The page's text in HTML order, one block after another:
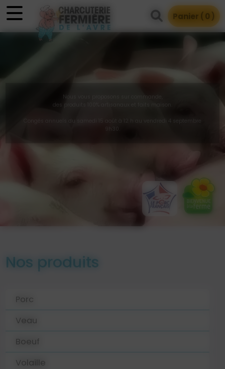
Panneau de gestion des cookies
Panier ( 0 )
Nous vous proposons sur commande,
des produits 100% artisanaux et faits maison.
Nos produits
Porc
Veau
Boeuf
Volaille